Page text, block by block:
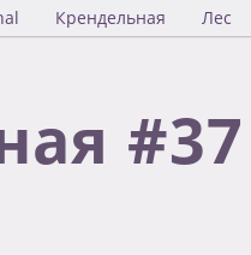
Крендельная Лес
#37